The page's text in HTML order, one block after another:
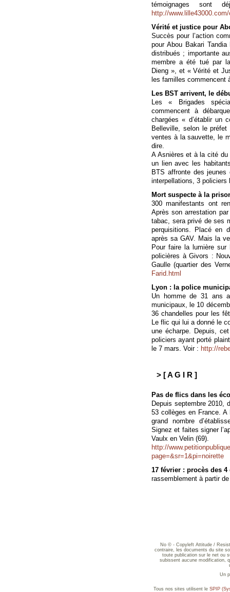
témoignages sont
http://
Vérité et justice pour
Succès pour l’action
pour Abou Bakari
distribués ; importante
membre a été tué par
Dieng », et « Vérité et
les familles commencent
Les BST arrivent, le
Les « Brigades
commencent à
chargées « d’établir un
Belleville, selon le
ventes à la sauvette, le
dire.
A Asnières et à la cité
un lien avec les
BTS affronte des
interpellations, 3 policiers
Mort suspecte à la
300 manifestants ont
Après son arrestation
tabac, sera privé de ses
perquisitions. Placé en
après sa GAV. Mais la
Pour faire la lumière
policières à Givors :
Gaulle (quartier des
Farid.html
Lyon : la police
Un homme de 31 ans
municipaux, le 10
36 chandelles pour les
Le flic qui lui a donné le
une écharpe. Depuis,
policiers ayant porté
le 7 mars. Voir : http://
> [ A G I R ]
Pas de flics dans les
Depuis septembre 2010,
53 collèges en France.
grand nombre
Signez et faites signer
Vaulx en Velin (69).
http://
page=&sr=1&pi=noirette
17 février : procès des 4
rassemblement à partir
No © - Copyleft Attitude /
contraire, les documents du site
toute publication sur le net ou
subissent aucune modification,
Un
Tous nos sites utilisent le SPIP